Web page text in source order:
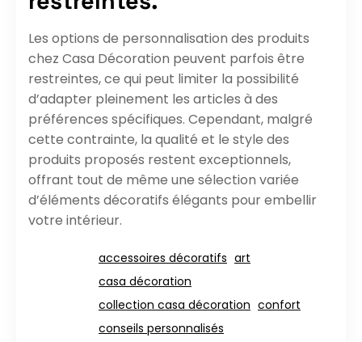
Les options de personnalisation des produits
chez Casa Décoration peuvent parfois être
restreintes, ce qui peut limiter la possibilité
d’adapter pleinement les articles à des
préférences spécifiques. Cependant, malgré
cette contrainte, la qualité et le style des
produits proposés restent exceptionnels,
offrant tout de même une sélection variée
d’éléments décoratifs élégants pour embellir
votre intérieur.
accessoires décoratifs art
casa décoration
collection casa décoration confort
conseils personnalisés